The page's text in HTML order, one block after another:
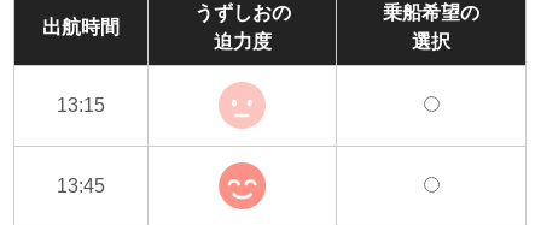
出航時間
うずしおの
迫力度
乗船希望の
選択
13:15
13:45